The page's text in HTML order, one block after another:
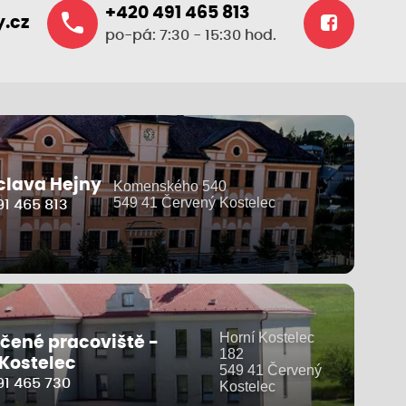
+420 491 465 813
po-pá: 7:30 - 15:30 hod.
Hejny
465 813
Komenského 540
549 41 Červený Kostelec
pracoviště -
465 730
Horní Kostelec
182
549 41 Červený
Kostelec